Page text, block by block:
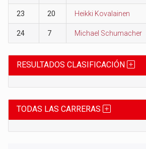
23 20 Heikki Kovalainen
24 7 Michael Schumacher
RESULTADOS CLASIFICACIÓN
TODAS LAS CARRERAS